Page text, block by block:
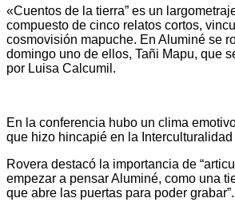
«Cuentos de la tierra” es un
compuesto de cinco relatos cortos,
cosmovisión mapuche. En Aluminé se
domingo uno de ellos, Tañi Mapu, que
por Luisa Calcumil.
En la conferencia hubo un clima
que hizo hincapié en la
Rovera destacó la importancia de
empezar a pensar Aluminé, como una
que abre las puertas para poder grabar”.